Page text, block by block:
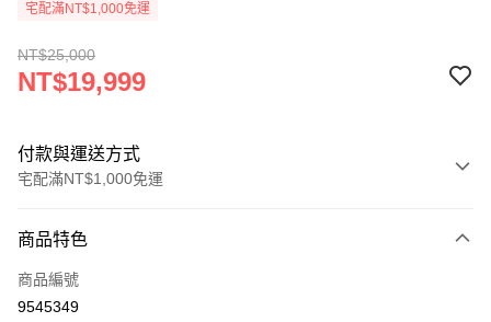
宅配滿NT$1,000免運
NT$25,000
NT$19,999
付款與運送方式
宅配滿NT$1,000免運
信用卡一次付款
LINE Pay
商品特色
商品編號
9545349